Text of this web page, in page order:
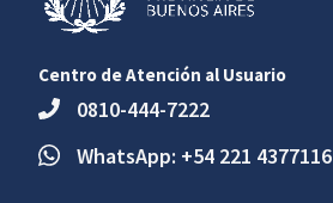
Centro de Atención al Usuario
0810-444-7222
WhatsApp: +54 221 4377116